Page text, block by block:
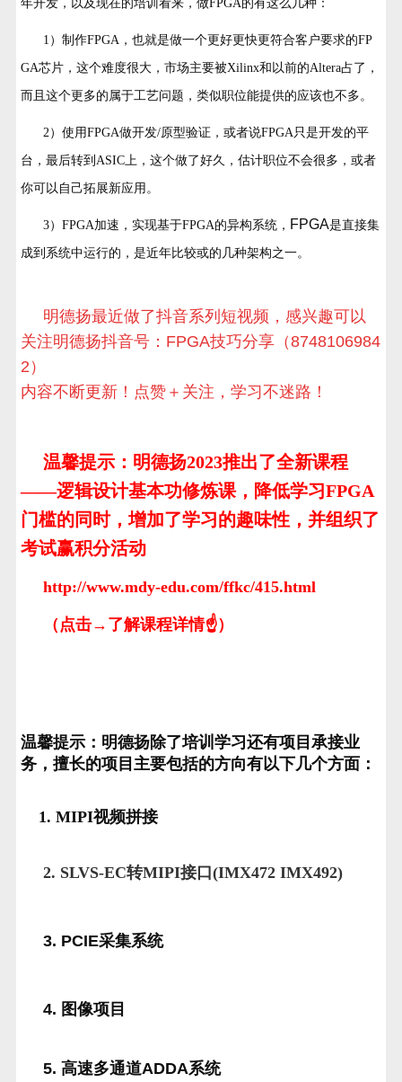
年开发，以及现在的培训看来，做FPGA的有这么几种：
1）制作FPGA，也就是做一个更好更快更符合客户要求的FP
GA芯片，这个难度很大，市场主要被Xilinx和以前的Altera占了，
而且这个更多的属于工艺问题，类似职位能提供的应该也不多。
2）使用FPGA做开发/原型验证，或者说FPGA只是开发的平
台，最后转到ASIC上，这个做了好久，估计职位不会很多，或者
你可以自己拓展新应用。
3）FPGA加速，实现基于FPGA的异构系统， FPGA是直接集
成到系统中运行的，是近年比较或的几种架构之一。
明德扬最近做了抖音系列短视频，感兴趣可以
关注明德扬抖音号：FPGA技巧分享（8748106984
2）
内容不断更新！点赞＋关注，学习不迷路！
温馨提示：明德扬2023推出了全新课程
——逻辑设计基本功修炼课，降低学习FPGA
门槛的同时，增加了学习的趣味性，并组织了
考试赢积分活动
http://www.mdy-edu.com/ffkc/415.html
（点击→了解课程详情☝）
温馨提示：明德扬除了培训学习还有项目承接业
务，擅长的项目主要包括的方向有以下几个方面：
1. MIPI视频拼接
2. SLVS-EC转MIPI接口(IMX472 IMX492)
3. PCIE采集系统
4. 图像项目
5. 高速多通道ADDA系统